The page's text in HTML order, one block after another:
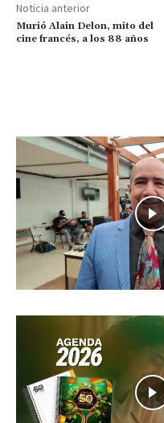
Noticia anterior
Murió Alain Delon, mito del
cine francés, a los 88 años